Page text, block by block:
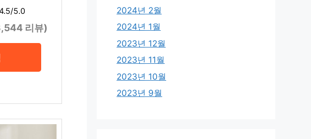
4.5/5.0
리뷰)
2024년 2월
2024년 1월
2023년 12월
2023년 11월
2023년 10월
2023년 9월